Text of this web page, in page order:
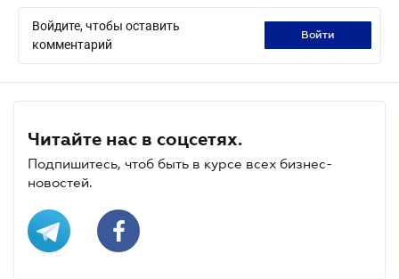
Войдите, чтобы оставить
комментарий
войти
Читайте нас в соцсетях.
Подпишитесь, чтоб быть в курсе всех бизнес-
новостей.